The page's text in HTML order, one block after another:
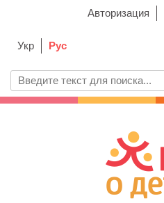
Авторизация
Укр Рус